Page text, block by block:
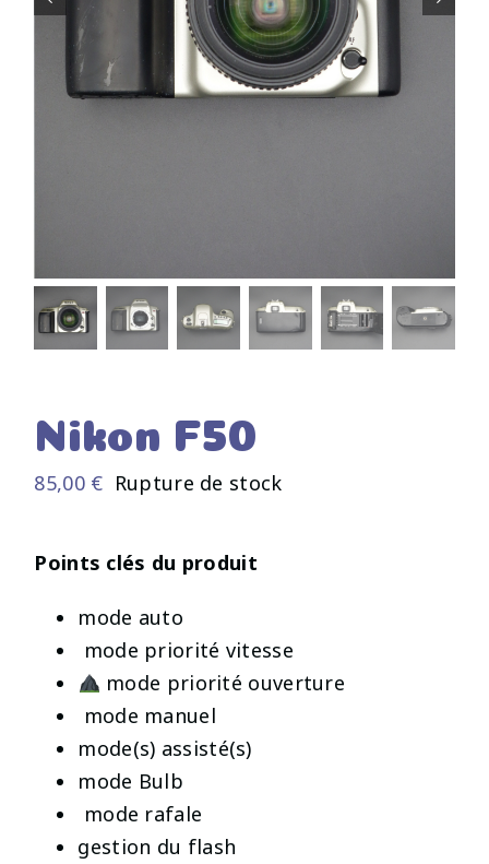
Nikon F50
85,00 € Rupture de stock
Points clés du produit
mode auto
mode priorité vitesse
mode priorité ouverture
mode manuel
mode(s) assisté(s)
mode Bulb
️ mode rafale
gestion du flash